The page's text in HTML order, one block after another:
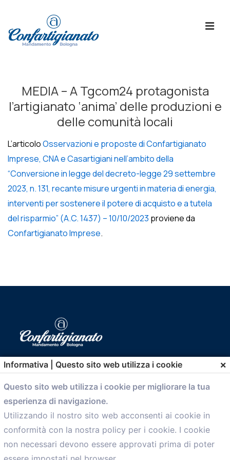
Principale
MEDIA – A Tgcom24 protagonista
l’artigianato ‘anima’ delle produzioni e
delle comunità locali
L’articoloOsservazioni e proposte di Confartigianato
Imprese, CNA e Casartigiani nell’ambito della
“Conversione in legge del decreto-legge 29 settembre
2023, n. 131, recante misure urgenti in materia di energia,
interventi per sostenere il potere di acquisto e a tutela
del risparmio” (A.C. 1437) – 10/10/2023 proviene da
Confartigianato Imprese.
comunicazione@confartigianato.bo.it
Menù
Home
Servizi
Informativa | Questo sito web utilizza i cookie ×
Questo sito web utilizza i cookie per migliorare la tua
esperienza di navigazione.
Utilizzando il nostro sito web acconsenti ai cookie in
conformità con la nostra policy per i cookie. I cookie
non necessari devono essere approvati prima di poter